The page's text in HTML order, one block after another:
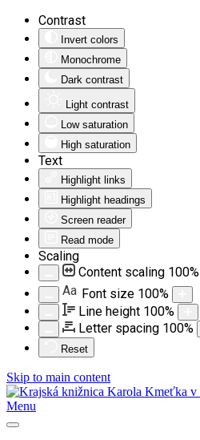
Contrast
Invert colors
Monochrome
Dark contrast
Light contrast
Low saturation
High saturation
Text
Highlight links
Highlight headings
Screen reader
Read mode
Scaling
Content scaling 100%
Aa Font size 100%
Line height 100%
Letter spacing 100%
Reset
Skip to main content
Menu